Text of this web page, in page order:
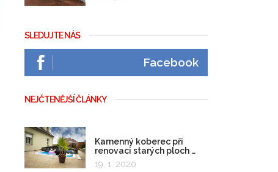
SLEDUJTE NÁS
Facebook
NEJČTENĚJŠÍ ČLÁNKY
Kamenný koberec při
renovaci starých ploch a
kolem bazénu
19. 1. 2020